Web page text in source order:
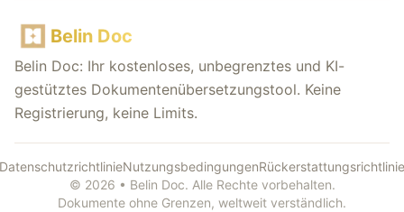
Belin Doc
Belin Doc: Ihr kostenloses, unbegrenztes und KI-
gestütztes Dokumentenübersetzungstool. Keine
Registrierung, keine Limits.
DatenschutzrichtlinieNutzungsbedingungenRückerstattungsrichtlinie
© 2026 • Belin Doc. Alle Rechte vorbehalten.
Dokumente ohne Grenzen, weltweit verständlich.